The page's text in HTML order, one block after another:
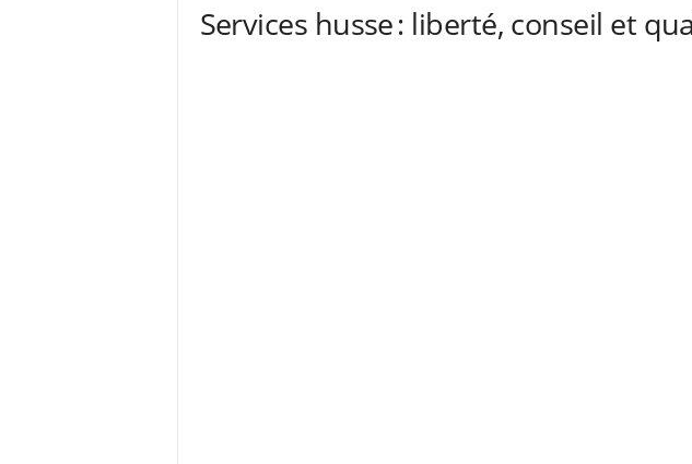
Services husse : liberté, conseil et